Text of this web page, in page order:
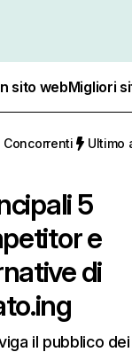
sito webMigliori
Concorrenti Ultimo
5
e
di
il pubblico